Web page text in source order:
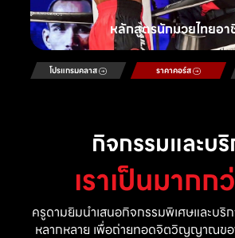
หลักสูตรนักมวยไทยอา
โปรแกรมคลาส ราคาคอร์ส
กิจกรรมและบ
เราเป็นมากก
ครูดามยิมนำเสนอกิจกรรมพิเศษและบริ
หลากหลาย เพื่อถ่ายทอดจิตวิญญาณขอ